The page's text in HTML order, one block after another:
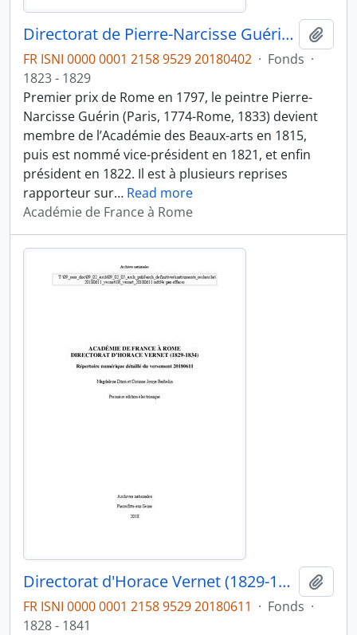
Directorat de Pierre-Narcisse Guérin (1823-1828)
FR ISNI 0000 0001 2158 9529 20180402 · Fonds ·
1823 - 1829
Premier prix de Rome en 1797, le peintre Pierre-
Narcisse Guérin (Paris, 1774-Rome, 1833) devient
membre de l’Académie des Beaux-arts en 1815,
puis est nommé vice-président en 1821, et enfin
président en 1822. Il est à plusieurs reprises
rapporteur sur… Read more
Académie de France à Rome
Directorat d'Horace Vernet (1829-1834)
FR ISNI 0000 0001 2158 9529 20180611 · Fonds ·
1828 - 1841